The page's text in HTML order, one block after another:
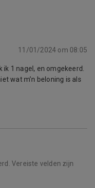
11/01/2024 om 08:05
ik 1 nagel, en omgekeerd.
wat m’n beloning is als
Vereiste velden zijn